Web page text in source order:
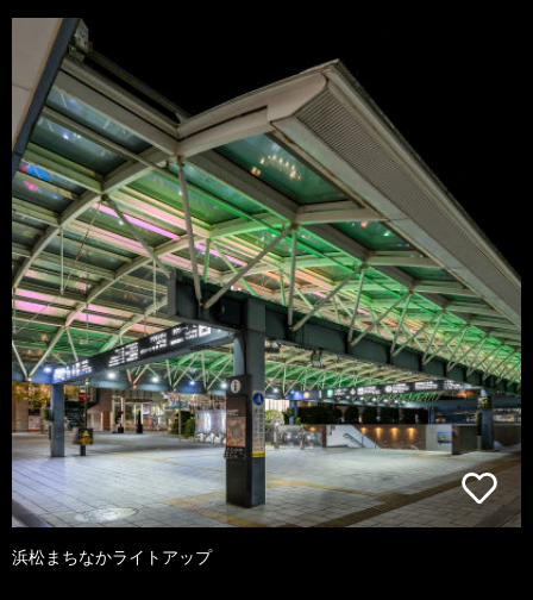
浜松まちなかライトアップ